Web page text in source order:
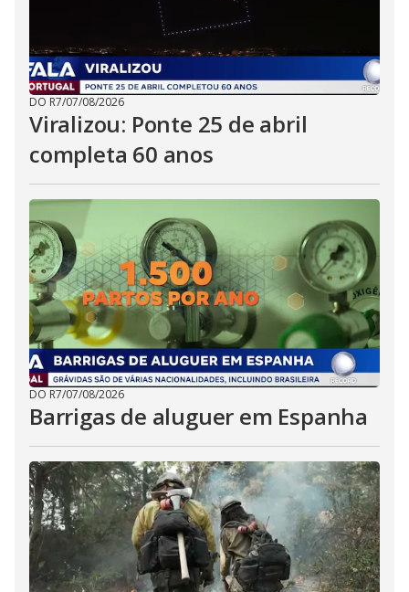
DO R7/07/08/2026
Viralizou: Ponte 25 de abril
completa 60 anos
DO R7/07/08/2026
Barrigas de aluguer em Espanha